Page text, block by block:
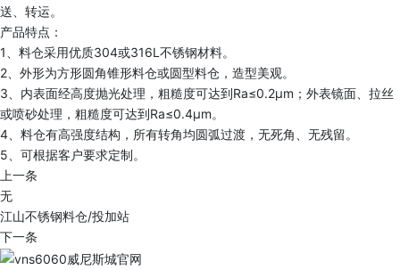
送、转运。
产品特点：
1、料仓采用优质304或316L不锈钢材料。
2、外形为方形圆角锥形料仓或圆型料仓，造型美观。
3、内表面经高度抛光处理，粗糙度可达到Ra≤0.2μm；外表镜面、拉丝
或喷砂处理，粗糙度可达到Ra≤0.4μm。
4、料仓有高强度结构，所有转角均圆弧过渡，无死角、无残留。
5、可根据客户要求定制。
上一条
无
江山不锈钢料仓/投加站
下一条